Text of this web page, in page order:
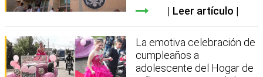
Leer artículo
La emotiva celebración de
cumpleaños a
adolescente del Hogar de